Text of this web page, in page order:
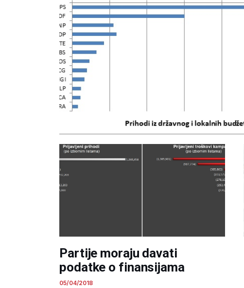
Partije moraju davati
podatke o finansijama
05/04/2018